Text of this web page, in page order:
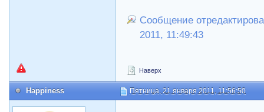
Сообщение
2011, 11:49:43
Наверх
Happiness Пятница, 21 января 2011, 11:56:50